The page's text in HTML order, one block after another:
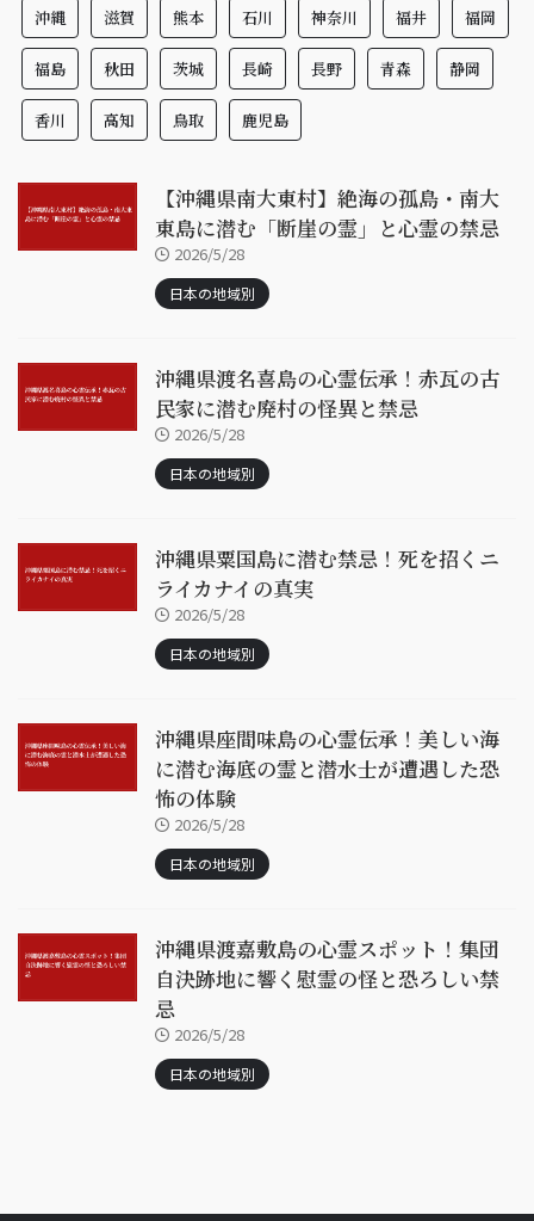
沖縄 滋賀 熊本 石川 神奈川 福井 福岡
福島 秋田 茨城 長崎 長野 青森 静岡
香川 高知 鳥取 鹿児島
【沖縄県南大東村】絶海の孤島・南大
東島に潜む「断崖の霊」と心霊の禁忌
2026/5/28
日本の地域別
沖縄県渡名喜島の心霊伝承！赤瓦の古
民家に潜む廃村の怪異と禁忌
2026/5/28
日本の地域別
沖縄県粟国島に潜む禁忌！死を招くニ
ライカナイの真実
2026/5/28
日本の地域別
沖縄県座間味島の心霊伝承！美しい海
に潜む海底の霊と潜水士が遭遇した恐
怖の体験
2026/5/28
日本の地域別
沖縄県渡嘉敷島の心霊スポット！集団
自決跡地に響く慰霊の怪と恐ろしい禁
忌
2026/5/28
日本の地域別